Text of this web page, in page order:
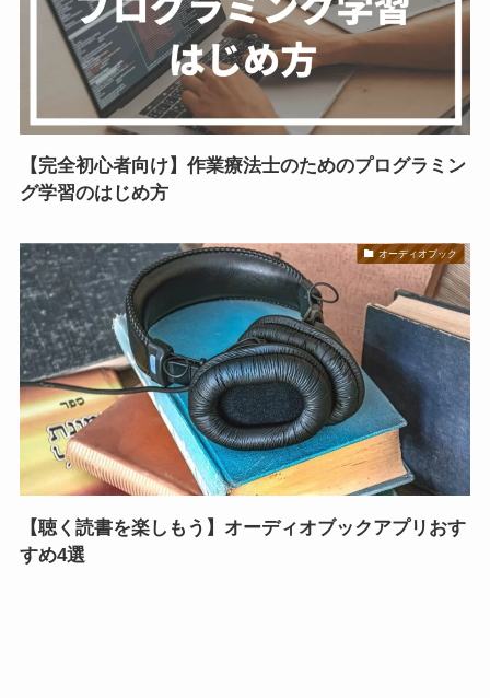
【完全初心者向け】作業療法士のためのプログラミン
グ学習のはじめ方
オーディオブック
【聴く読書を楽しもう】オーディオブックアプリおす
すめ4選